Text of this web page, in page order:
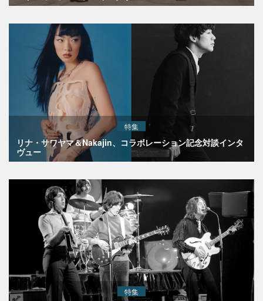
特集
リナ・サワヤマ＆Nakajin、コラボレーション記念対談インタ
ヴュー
特集